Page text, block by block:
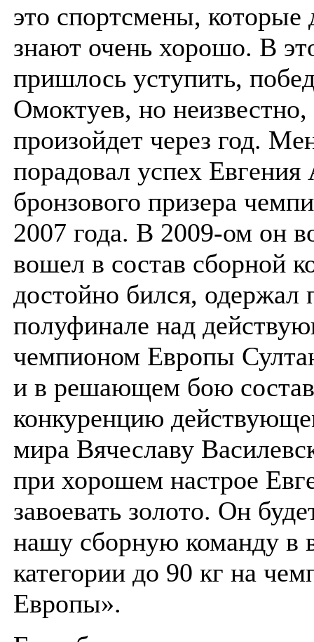
это спортсмены, которые
знают очень хорошо. В
пришлось уступить,
Омоктуев, но неизвестно,
произойдет через год.
порадовал успех Евгения
бронзового призера
2007 года. В 2009-ом он
вошел в состав сборной
достойно бился, одержал
полуфинале над
чемпионом Европы
и в решающем бою
конкуренцию
мира Вячеславу
при хорошем настрое
завоевать золото. Он
нашу сборную команду в
категории до 90 кг на
Европы».